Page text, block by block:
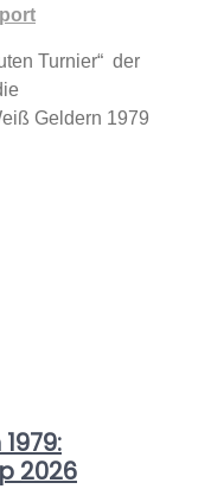
Turnier“ der
Geldern 1979
2026